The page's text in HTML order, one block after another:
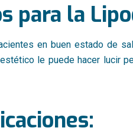
para la
en buen estado de
le puede hacer lucir